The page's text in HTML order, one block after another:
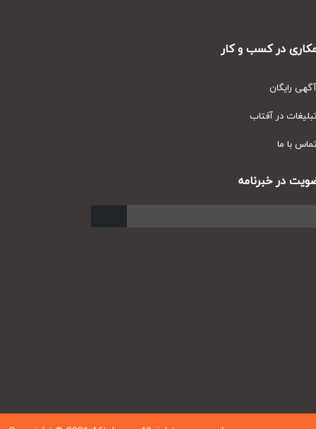
در کسب و کار
رایگان
در آفتاب
با ما
در خبرنامه